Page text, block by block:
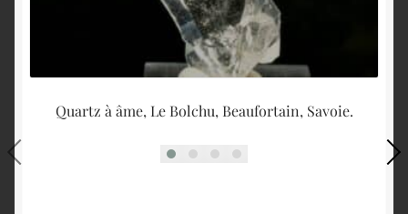
Quartz à âme, Le Bolchu, Beaufortain, Savoie.